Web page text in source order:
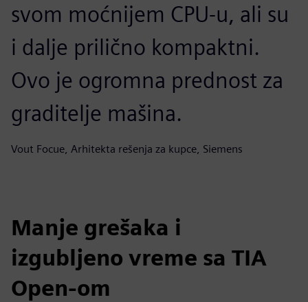
svom moćnijem CPU-u, ali su
i dalje prilično kompaktni.
Ovo je ogromna prednost za
graditelje mašina.
Vout Focue, Arhitekta rešenja za kupce, Siemens
Manje grešaka i
izgubljeno vreme sa TIA
Open-om